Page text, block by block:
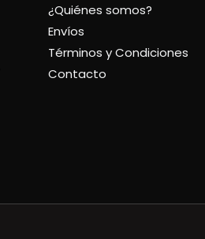
¿Quiénes somos?
Envíos
Términos y Condiciones
Contacto